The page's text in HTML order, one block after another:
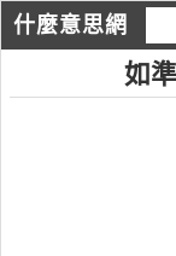
什麼意思網
如